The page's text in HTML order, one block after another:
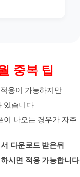
중복 팁
용이 가능하지만
있습니다
이 나오는 경우가 자주
다운로드 받은뒤
시면 적용 가능합니다